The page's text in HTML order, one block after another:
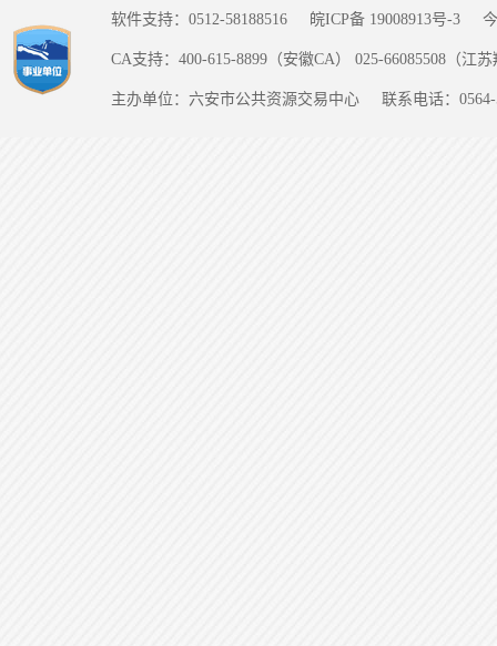
软件支持：0512-58188516 皖ICP备 19008913号-3
CA支持：400-615-8899（安徽CA） 025-66085508（江
主办单位：六安市公共资源交易中心 联系电话：0564-